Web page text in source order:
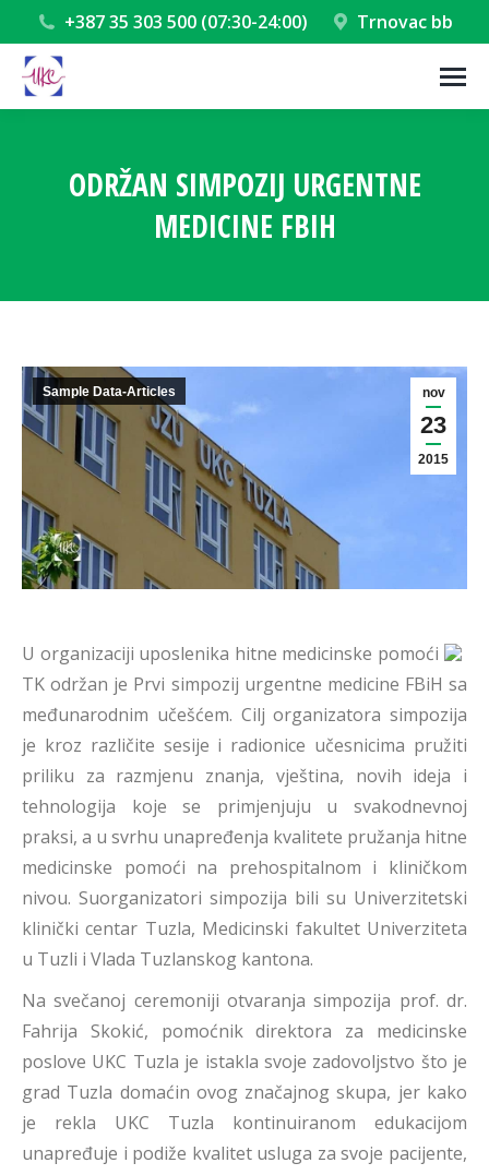
+387 35 303 500 (07:30-24:00) Trnovac bb
ODRŽAN SIMPOZIJ URGENTNE
MEDICINE FBIH
nov
23
2015
Sample Data-Articles
U organizaciji uposlenika hitne medicinske pomoći
TK održan je Prvi simpozij urgentne medicine FBiH sa
međunarodnim učešćem. Cilj organizatora simpozija
je kroz različite sesije i radionice učesnicima pružiti
priliku za razmjenu znanja, vještina, novih ideja i
tehnologija koje se primjenjuju u svakodnevnoj
praksi, a u svrhu unapređenja kvalitete pružanja hitne
medicinske pomoći na prehospitalnom i kliničkom
nivou. Suorganizatori simpozija bili su Univerzitetski
klinički centar Tuzla, Medicinski fakultet Univerziteta
u Tuzli i Vlada Tuzlanskog kantona.
Na svečanoj ceremoniji otvaranja simpozija prof. dr.
Fahrija Skokić, pomoćnik direktora za medicinske
poslove UKC Tuzla je istakla svoje zadovoljstvo što je
grad Tuzla domaćin ovog značajnog skupa, jer kako
je rekla UKC Tuzla kontinuiranom edukacijom
unapređuje i podiže kvalitet usluga za svoje pacijente,